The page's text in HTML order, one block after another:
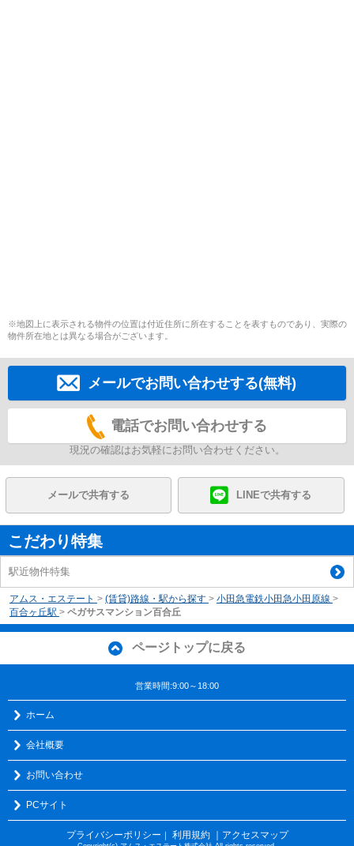
※地図上に表示される物件の位置は付近住所に所在することを表すものであり、実際の
物件所在地とは異なる場合がございます。
メールでお問い合わせする(無料)
電話でお問い合わせする
現況の確認はお気軽にお問い合わせください。
メールで共有する LINEで共有する
こだわり特集
駅近物件特集
アムス・エステート > (賃貸)路線・駅から探す > 小田急電鉄小田急小田原線 >
百合ヶ丘駅 > ペガサスマンション百合丘
ページトップに戻る
営業時間:9:00～18:00
ホーム
会社概要
お問い合わせ
PCサイト
プライバシーポリシー 利用規約 ｜アクセスマップ